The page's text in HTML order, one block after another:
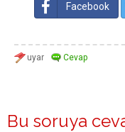
Facebook
Bu soruya